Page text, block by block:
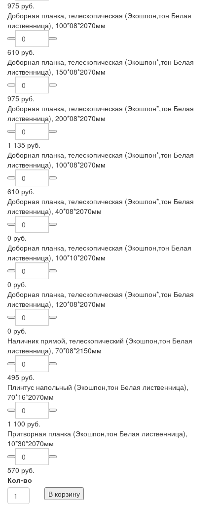
975 руб.
Доборная планка, телескопическая (Экошпон,тон Белая
лиственница), 100*08*2070мм
610 руб.
Доборная планка, телескопическая (Экошпон*,тон Белая
лиственница), 150*08*2070мм
975 руб.
Доборная планка, телескопическая (Экошпон*,тон Белая
лиственница), 200*08*2070мм
1 135 руб.
Доборная планка, телескопическая (Экошпон*,тон Белая
лиственница), 100*08*2070мм
610 руб.
Доборная планка, телескопическая (Экошпон*,тон Белая
лиственница), 40*08*2070мм
0 руб.
Доборная планка, телескопическая (Экошпон,тон Белая
лиственница), 100*10*2070мм
0 руб.
Доборная планка, телескопическая (Экошпон*,тон Белая
лиственница), 120*08*2070мм
0 руб.
Наличник прямой, телескопический (Экошпон,тон Белая
лиственница), 70*08*2150мм
495 руб.
Плинтус напольный (Экошпон,тон Белая лиственница),
70*16*2070мм
1 100 руб.
Притворная планка (Экошпон,тон Белая лиственница),
10*30*2070мм
570 руб.
Кол-во
В корзину